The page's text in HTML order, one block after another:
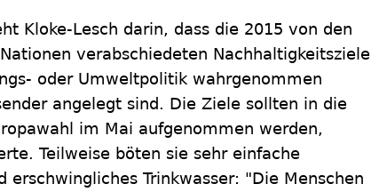
Kloke-Lesch darin, dass die 2015 von den
verabschiedeten Nachhaltigkeitsziele
oder Umweltpolitik wahrgenommen
angelegt sind. Die Ziele sollten in die
im Mai aufgenommen werden,
Teilweise böten sie sehr einfache
erschwingliches Trinkwasser: "Die Menschen